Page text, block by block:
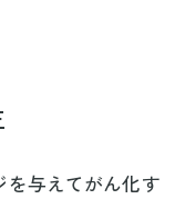
を与えてがん化す